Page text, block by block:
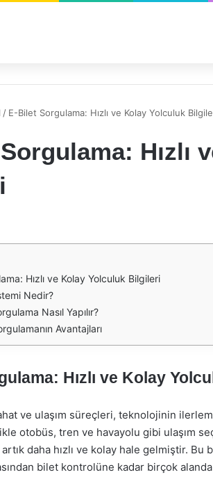
/ E-Bilet Sorgulama: Hızlı ve Kolay Yolculuk
Hızlı
Hızlı ve Kolay Yolculuk Bilgileri
Nedir?
Nasıl Yapılır?
Avantajları
Hızlı ve Kolay
ve ulaşım süreçleri, teknolojinin
otobüs, tren ve havayolu gibi ulaşım
daha hızlı ve kolay hale gelmiştir.
bilet kontrolüne kadar birçok